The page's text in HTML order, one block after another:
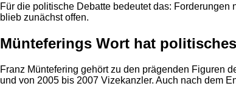
Für die politische Debatte bedeutet das:
blieb zunächst offen.
Münteferings Wort hat
Franz Müntefering gehört zu den prägenden Figuren
und von 2005 bis 2007 Vizekanzler. Auch nach dem